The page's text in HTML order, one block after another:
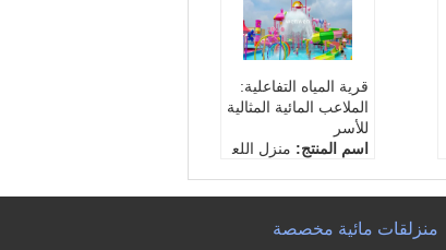
قرية المياه التفاعلية:
الملاعب المائية المثالية
للأسر
اسم المنتج: منزل اللع
ي
منزلقات مائية مخصصة